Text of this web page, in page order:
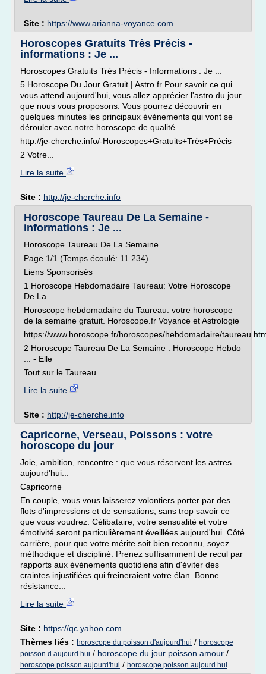
Site : https://www.arianna-voyance.com
Horoscopes Gratuits Très Précis -
informations : Je ...
Horoscopes Gratuits Très Précis - Informations : Je ...
5 Horoscope Du Jour Gratuit | Astro.fr Pour savoir ce qui
vous attend aujourd'hui, vous allez apprécier l'astro du jour
que nous vous proposons. Vous pourrez découvrir en
quelques minutes les principaux évènements qui vont se
dérouler avec notre horoscope de qualité.
http://je-cherche.info/-Horoscopes+Gratuits+Très+Précis
2 Votre...
Lire la suite
Site : http://je-cherche.info
Horoscope Taureau De La Semaine -
informations : Je ...
Horoscope Taureau De La Semaine
Page 1/1 (Temps écoulé: 11.234)
Liens Sponsorisés
1 Horoscope Hebdomadaire Taureau: Votre Horoscope
De La ...
Horoscope hebdomadaire du Taureau: votre horoscope
de la semaine gratuit. Horoscope.fr Voyance et Astrologie
https://www.horoscope.fr/horoscopes/hebdomadaire/
2 Horoscope Taureau De La Semaine : Horoscope Hebdo
... - Elle
Tout sur le Taureau....
Lire la suite
Site : http://je-cherche.info
Capricorne, Verseau, Poissons : votre
horoscope du jour
Joie, ambition, rencontre : que vous réservent les astres
aujourd'hui...
Capricorne
En couple, vous vous laisserez volontiers porter par des
flots d'impressions et de sensations, sans trop savoir ce
que vous voudrez. Célibataire, votre sensualité et votre
émotivité seront particulièrement éveillées aujourd'hui. Côté
carrière, pour que votre mérite soit bien reconnu, soyez
méthodique et discipliné. Prenez suffisamment de recul par
rapports aux événements quotidiens afin d'éviter des
craintes injustifiées qui freineraient votre élan. Bonne
résistance...
Lire la suite
Site : https://qc.yahoo.com
Thèmes liés : horoscope du poisson d'aujourd'hui / horoscope
poisson d aujourd hui / horoscope du jour poisson amour /
horoscope poisson aujourd'hui / horoscope poisson aujourd hui